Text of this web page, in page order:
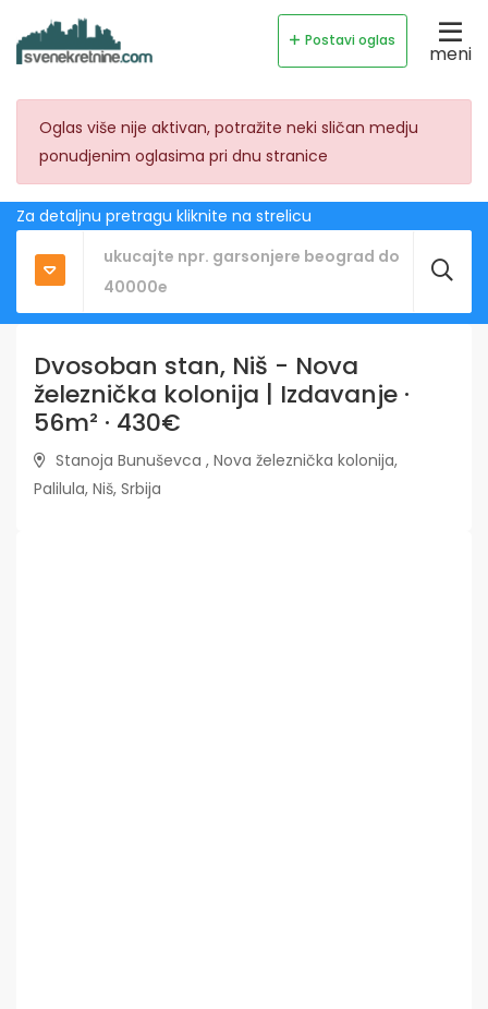
Postavi oglas
meni
Oglas više nije aktivan, potražite neki sličan medju
ponudjenim oglasima pri dnu stranice
Za detaljnu pretragu kliknite na strelicu
Dvosoban stan, Niš - Nova
železnička kolonija | Izdavanje ·
56m² · 430€
Stanoja Bunuševca , Nova železnička kolonija,
Palilula, Niš, Srbija